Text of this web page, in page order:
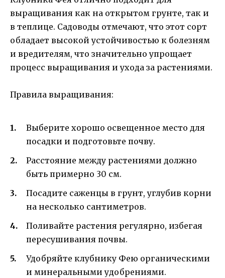
выращивания как на открытом грунте, так и
в теплице. Садоводы отмечают, что этот сорт
обладает высокой устойчивостью к болезням
и вредителям, что значительно упрощает
процесс выращивания и ухода за растениями.
Правила выращивания:
Выберите хорошо освещенное место для
посадки и подготовьте почву.
Расстояние между растениями должно
быть примерно 30 см.
Посадите саженцы в грунт, углубив корни
на несколько сантиметров.
Поливайте растения регулярно, избегая
пересушивания почвы.
Удобряйте клубнику Фею органическими
и минеральными удобрениями.